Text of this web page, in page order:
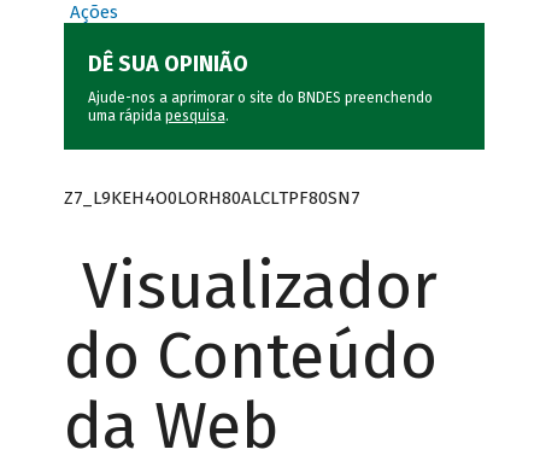
Ações
DÊ SUA OPINIÃO
Ajude-nos a aprimorar o site do BNDES preenchendo
uma rápida pesquisa.
Z7_L9KEH4O0LORH80ALCLTPF80SN7
Visualizador
do Conteúdo
da Web